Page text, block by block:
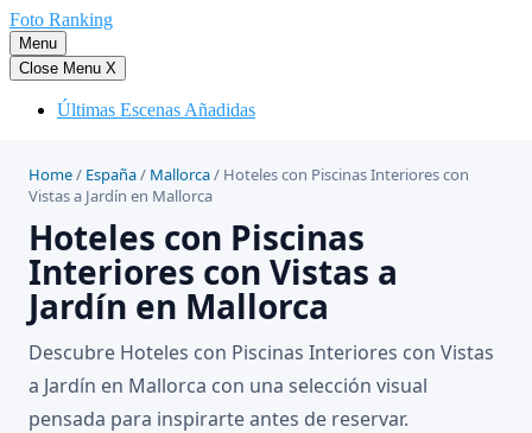
Saltar
al
contenido
Foto Ranking
Menu
Close Menu X
Últimas Escenas Añadidas
Home/ España/ Mallorca/ Hoteles con Piscinas Interiores con
Vistas a Jardín en Mallorca
Hoteles con Piscinas
Interiores con Vistas a
Jardín en Mallorca
Descubre Hoteles con Piscinas Interiores con Vistas
a Jardín en Mallorca con una selección visual
pensada para inspirarte antes de reservar.